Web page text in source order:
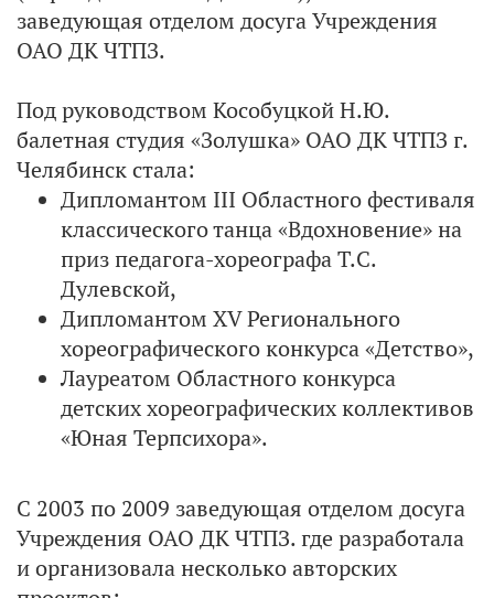
заведующая отделом досуга Учреждения
ОАО ДК ЧТПЗ.
Под руководством Кособуцкой Н.Ю.
балетная студия «Золушка» ОАО ДК ЧТПЗ г.
Челябинск стала:
Дипломантом III Областного фестиваля
классического танца «Вдохновение» на
приз педагога-хореографа Т.С.
Дулевской,
Дипломантом XV Регионального
хореографического конкурса «Детство»,
Лауреатом Областного конкурса
детских хореографических коллективов
«Юная Терпсихора».
С 2003 по 2009 заведующая отделом досуга
Учреждения ОАО ДК ЧТПЗ. где разработала
и организовала несколько авторских